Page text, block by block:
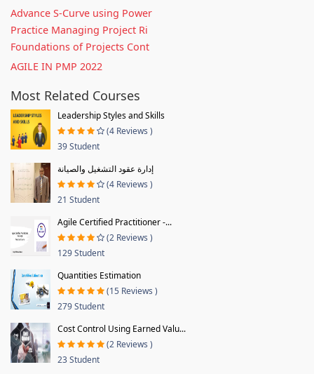
Advance S-Curve using Power
Practice Managing Project Ri
Foundations of Projects Cont
AGILE IN PMP 2022
Most Related Courses
Leadership Styles and Skills
(4 Reviews )
39 Student
إدارة عقود التشغيل والصيانة
(4 Reviews )
21 Student
Agile Certified Practitioner -...
(2 Reviews )
129 Student
Quantities Estimation
(15 Reviews )
279 Student
Cost Control Using Earned Valu...
(2 Reviews )
23 Student